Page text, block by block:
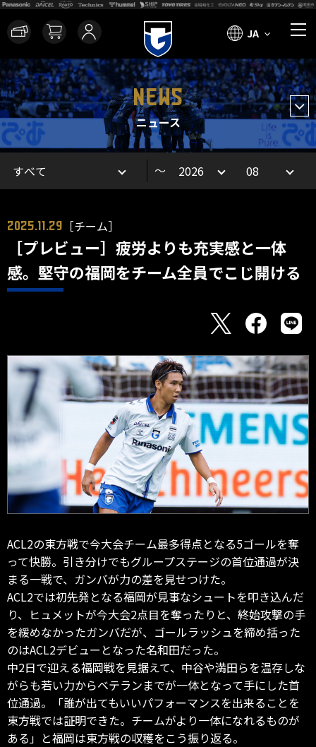
JA
NEWS
ニュース
～
2025.11.29 ［チーム］
［プレビュー］疲労よりも充実感と一体
感。堅守の福岡をチーム全員でこじ開ける
ACL2の東方戦で今大会チーム最多得点となる5ゴールを奪
って快勝。引き分けでもグループステージの首位通過が決
まる一戦で、ガンバが力の差を見せつけた。
ACL2では初先発となる福岡が見事なシュートを叩き込んだ
り、ヒュメットが今大会2点目を奪ったりと、終始攻撃の手
を緩めなかったガンバだが、ゴールラッシュを締め括った
のはACL2デビューとなった名和田だった。
中2日で迎える福岡戦を見据えて、中谷や満田らを温存しな
がらも若い力からベテランまでが一体となって手にした首
位通過。「誰が出てもいいパフォーマンスを出来ることを
東方戦では証明できた。チームがより一体になれるものが
ある」と福岡は東方戦の収穫をこう振り返る。